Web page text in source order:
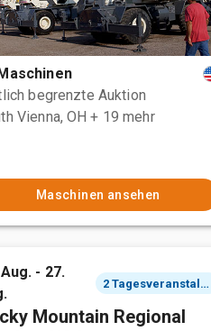
begrenzte Auktion
Vienna, OH + 19 mehr
Maschinen ansehen
- 27.
2 Tagesveranstaltung
Mountain Regional